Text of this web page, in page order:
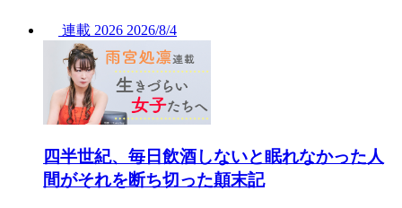
連載 2026 2026/8/4
四半世紀、毎日飲酒しないと眠れなかった人
間がそれを断ち切った顛末記